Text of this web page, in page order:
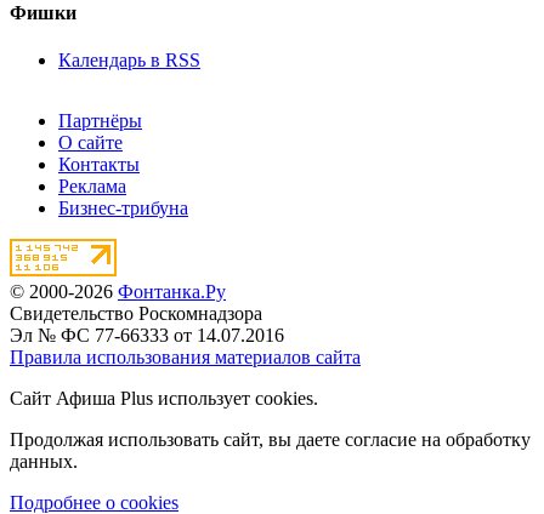
Фишки
Календарь в RSS
Партнёры
О сайте
Контакты
Реклама
Бизнес-трибуна
© 2000-2026 Фонтанка.Ру
Свидетельство Роскомнадзора
Эл № ФС 77-66333 от 14.07.2016
Правила использования материалов сайта
Сайт Афиша Plus использует cookies.
Продолжая использовать сайт, вы даете согласие на обработку
данных.
Подробнее о cookies